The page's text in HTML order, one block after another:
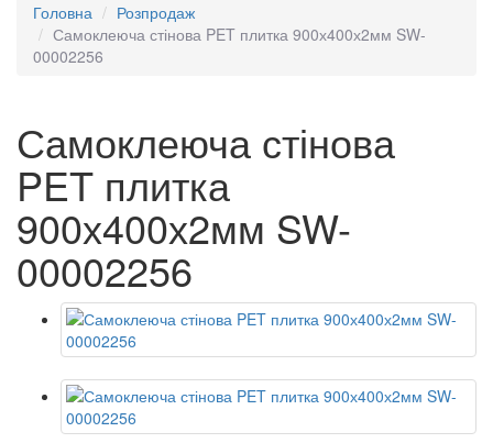
Головна
Розпродаж
Самоклеюча стінова PET плитка 900х400х2мм SW-
00002256
Самоклеюча стінова
PET плитка
900х400х2мм SW-
00002256